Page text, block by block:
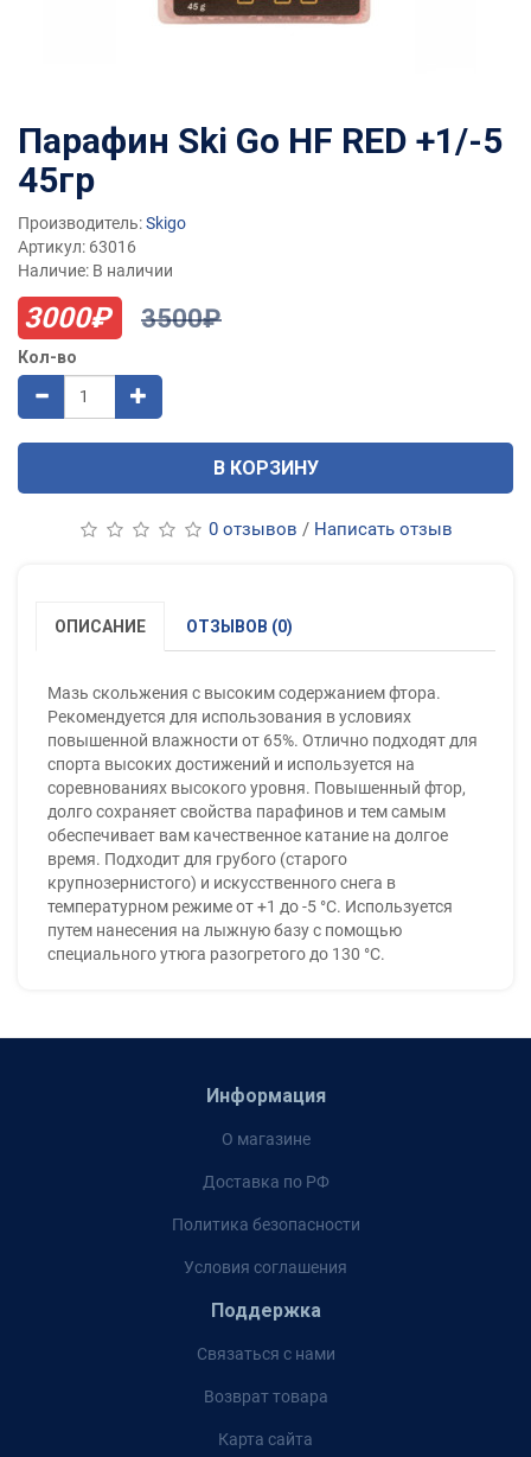
Парафин Ski Go HF RED +1/-5
45гр
Производитель:Skigo
Артикул: 63016
Наличие: В наличии
3000₽ 3500₽
Кол-во
В КОРЗИНУ
0 отзывов / Написать отзыв
ОПИСАНИЕ ОТЗЫВОВ (0)
Мазь скольжения с высоким содержанием фтора.
Рекомендуется для использования в условиях
повышенной влажности от 65%. Отлично подходят для
спорта высоких достижений и используется на
соревнованиях высокого уровня. Повышенный фтор,
долго сохраняет свойства парафинов и тем самым
обеспечивает вам качественное катание на долгое
время. Подходит для грубого (старого
крупнозернистого) и искусственного снега в
температурном режиме от +1 до -5 °С. Используется
путем нанесения на лыжную базу с помощью
специального утюга разогретого до 130 °С.
Информация
О магазине
Доставка по РФ
Политика безопасности
Условия соглашения
Поддержка
Связаться с нами
Возврат товара
Карта сайта